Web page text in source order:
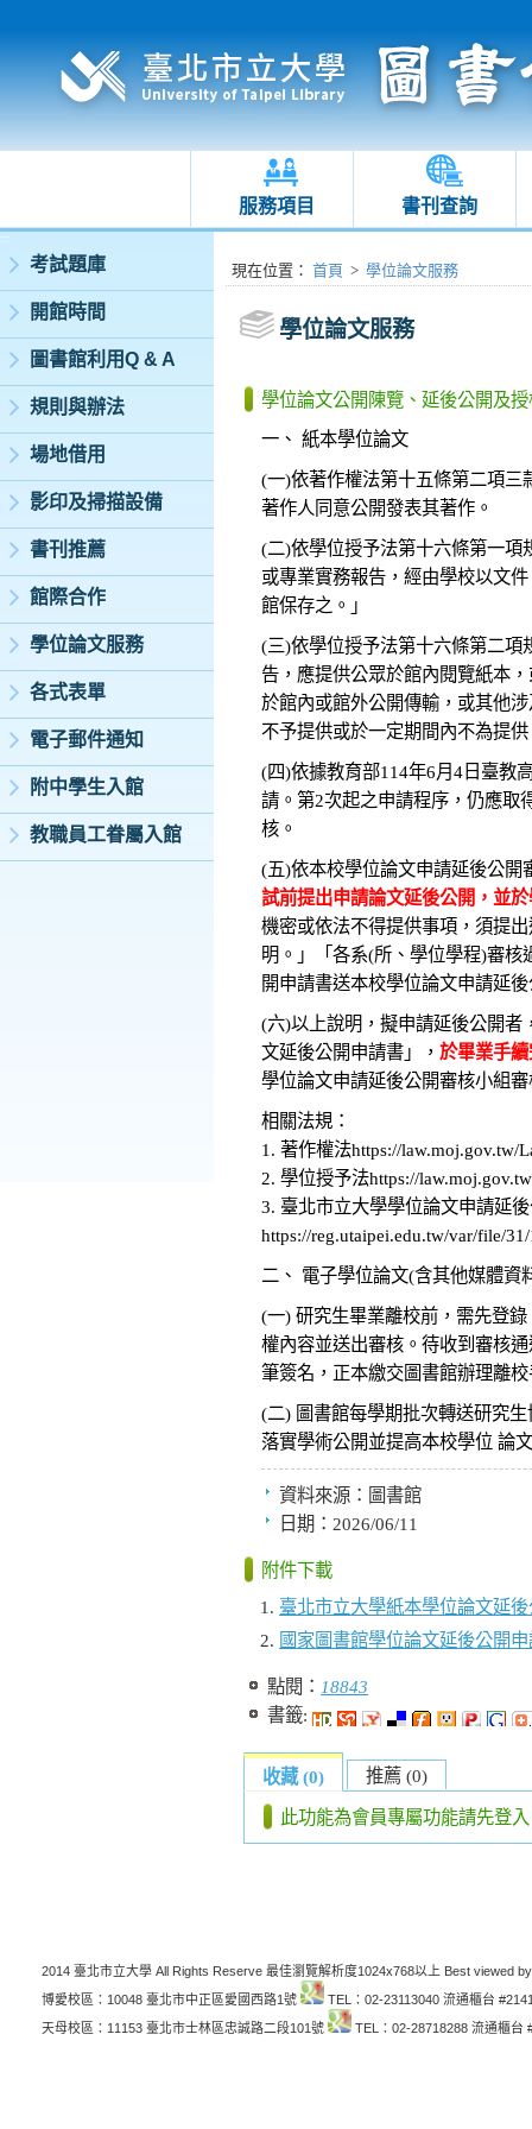
服務項目 書刊查詢
:::
考試題庫
開館時間
圖書館利用Q & A
規則與辦法
場地借用
影印及掃描設備
書刊推薦
館際合作
學位論文服務
各式表單
電子郵件通知
附中學生入館
教職員工眷屬入館
:::現在位置 ： 首頁 > 學位論文服務
學位論文服務
學位論文公開陳覽、延後公開及
一、 紙本學位論文
(一)依著作權法第十五條第二項三
著作人同意公開發表其著作。
(二)依學位授予法第十六條第一項
或專業實務報告，經由學校以文
館保存之。」
(三)依學位授予法第十六條第二項
告，應提供公眾於館內閱覽紙本
於館內或館外公開傳輸，或其他
不予提供或於一定期間內不為提
(四)依據教育部114年6月4日臺教
請。第2次起之申請程序，仍應取
核。
(五)依本校學位論文申請延後公開
試前提出申請論文延後公開，並
機密或依法不得提供事項，須提
明。」「各系(所、學位學程)審
開申請書送本校學位論文申請延
(六)以上說明，擬申請延後公開者
文延後公開申請書」， 於畢業手
學位論文申請延後公開審核小組
相關法規：
1. 著作權法https://law.moj.gov.tw/
2. 學位授予法https://
3. 臺北市立大學學位論文申請延
https://reg.utaipei.edu.tw/var/file/
二、 電子學位論文(含其他媒體資
(一) 研究生畢業離校前，需先登
權內容並送出審核。待收到審核
筆簽名，正本繳交圖書館辦理離
(二) 圖書館每學期批次轉送研究
落實學術公開並提高本校學位 論
資料來源： 圖書館
日期： 2026/06/11
附件下載
臺北市立大學紙本學位論文延
國家圖書館學位論文延後公開
點閱： 18843
書籤:
收藏 (0) 推薦 (0)
此功能為會員專屬功能請先登入
2014 臺北市立大學 All Rights Reserve 最佳瀏覽解析度1024x768以上 Best viewed
博愛校區：10048 臺北市中正區愛國西路1號
TEL：02-23113040 流通櫃台
天母校區：11153 臺北市士林區忠誠路二段101號
TEL：02-28718288 流通櫃台